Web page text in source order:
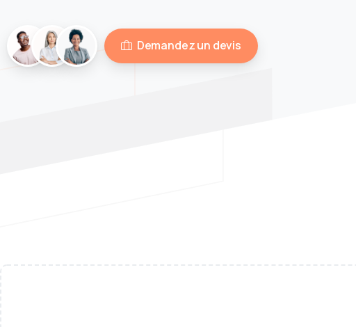
Demandez un devis